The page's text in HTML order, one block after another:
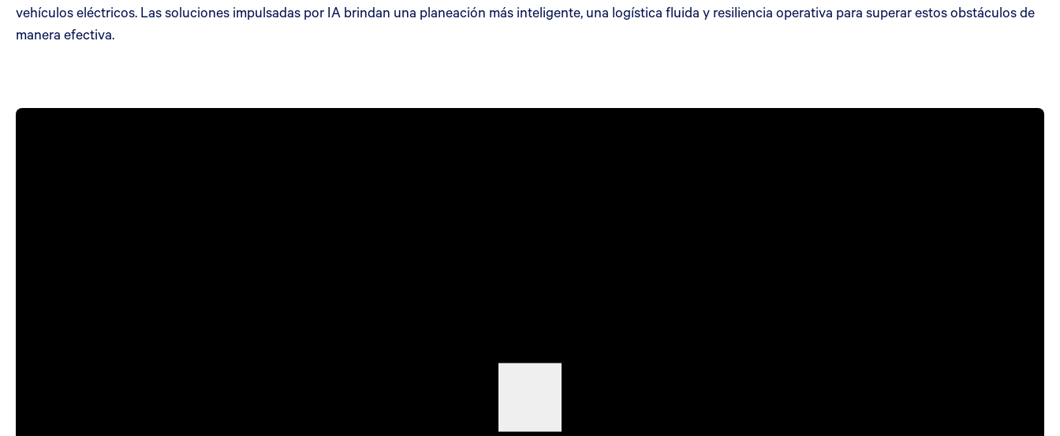
vehículos eléctricos. Las soluciones impulsadas por IA brindan una planeación más inteligente, una logística fluida y resiliencia operativa para superar estos obstáculos de
manera efectiva.